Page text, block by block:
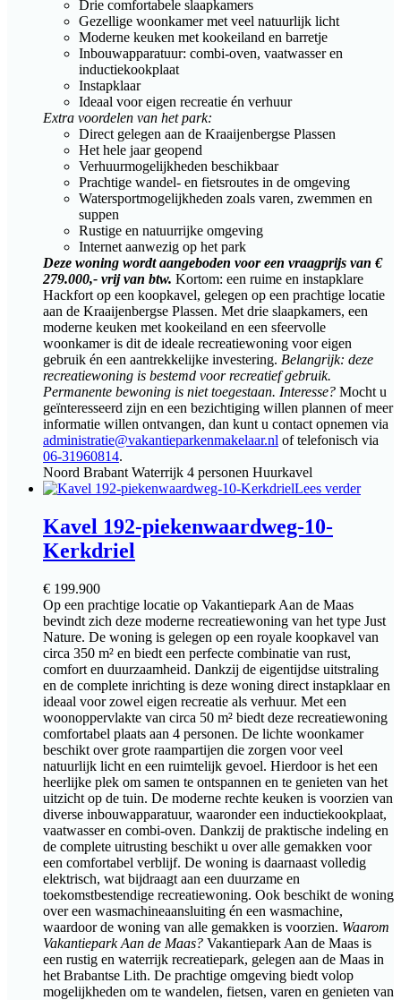
Drie comfortabele slaapkamers
Gezellige woonkamer met veel natuurlijk licht
Moderne keuken met kookeiland en barretje
Inbouwapparatuur: combi-oven, vaatwasser en
inductiekookplaat
Instapklaar
Ideaal voor eigen recreatie én verhuur
Extra voordelen van het park:
Direct gelegen aan de Kraaijenbergse Plassen
Het hele jaar geopend
Verhuurmogelijkheden beschikbaar
Prachtige wandel- en fietsroutes in de omgeving
Watersportmogelijkheden zoals varen, zwemmen en
suppen
Rustige en natuurrijke omgeving
Internet aanwezig op het park
Deze woning wordt aangeboden voor een vraagprijs van €
279.000,- vrij van btw. Kortom: een ruime en instapklare
Hackfort op een koopkavel, gelegen op een prachtige locatie
aan de Kraaijenbergse Plassen. Met drie slaapkamers, een
moderne keuken met kookeiland en een sfeervolle
woonkamer is dit de ideale recreatiewoning voor eigen
gebruik én een aantrekkelijke investering. Belangrijk: deze
recreatiewoning is bestemd voor recreatief gebruik.
Permanente bewoning is niet toegestaan. Interesse? Mocht u
geïnteresseerd zijn en een bezichtiging willen plannen of meer
informatie willen ontvangen, dan kunt u contact opnemen via
administratie@vakantieparkenmakelaar.nl of telefonisch via
06-31960814.
Noord Brabant Waterrijk 4 personen Huurkavel
Lees verder
Kavel 192-piekenwaardweg-10-
Kerkdriel
€ 199.900
Op een prachtige locatie op Vakantiepark Aan de Maas
bevindt zich deze moderne recreatiewoning van het type Just
Nature. De woning is gelegen op een royale koopkavel van
circa 350 m² en biedt een perfecte combinatie van rust,
comfort en duurzaamheid. Dankzij de eigentijdse uitstraling
en de complete inrichting is deze woning direct instapklaar en
ideaal voor zowel eigen recreatie als verhuur. Met een
woonoppervlakte van circa 50 m² biedt deze recreatiewoning
comfortabel plaats aan 4 personen. De lichte woonkamer
beschikt over grote raampartijen die zorgen voor veel
natuurlijk licht en een ruimtelijk gevoel. Hierdoor is het een
heerlijke plek om samen te ontspannen en te genieten van het
uitzicht op de tuin. De moderne rechte keuken is voorzien van
diverse inbouwapparatuur, waaronder een inductiekookplaat,
vaatwasser en combi-oven. Dankzij de praktische indeling en
de complete uitrusting beschikt u over alle gemakken voor
een comfortabel verblijf. De woning is daarnaast volledig
elektrisch, wat bijdraagt aan een duurzame en
toekomstbestendige recreatiewoning. Ook beschikt de woning
over een wasmachineaansluiting én een wasmachine,
waardoor de woning van alle gemakken is voorzien. Waarom
Vakantiepark Aan de Maas? Vakantiepark Aan de Maas is
een rustig en waterrijk recreatiepark, gelegen aan de Maas in
het Brabantse Lith. De prachtige omgeving biedt volop
mogelijkheden om te wandelen, fietsen, varen en genieten van